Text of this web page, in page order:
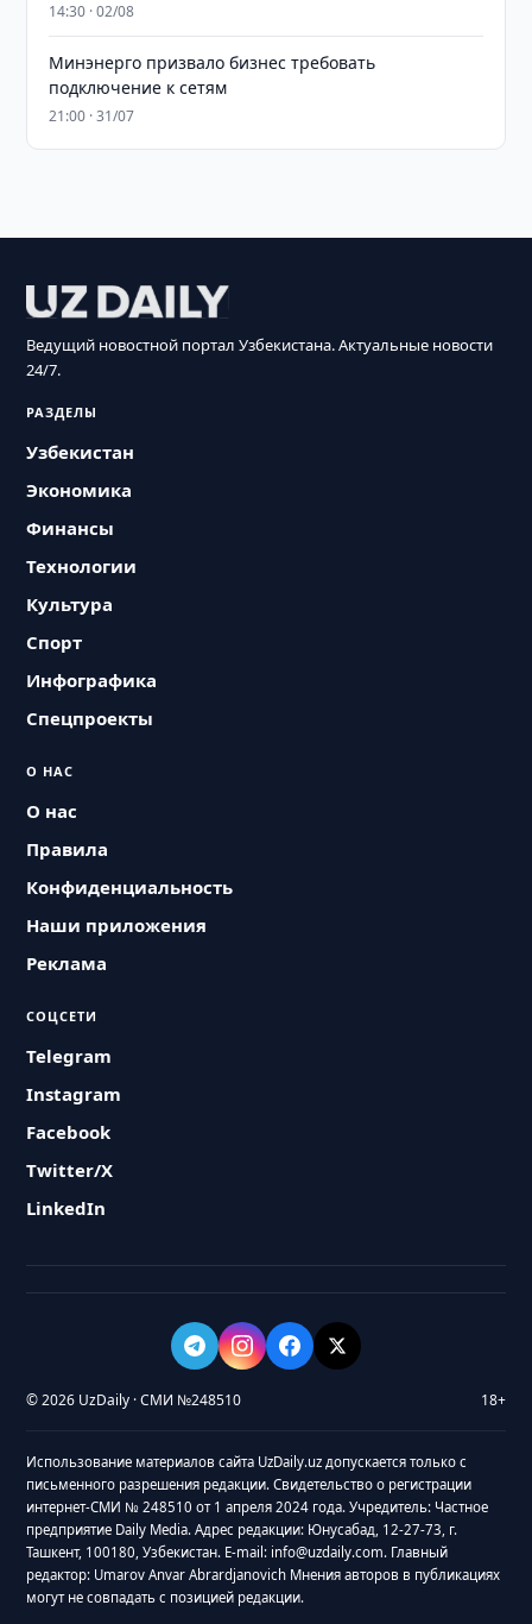
14:30 · 02/08
Минэнерго призвало бизнес требовать
подключение к сетям
21:00 · 31/07
Ведущий новостной портал Узбекистана. Актуальные новости
24/7.
РАЗДЕЛЫ
Узбекистан
Экономика
Финансы
Технологии
Культура
Спорт
Инфографика
Спецпроекты
О НАС
О нас
Правила
Конфиденциальность
Наши приложения
Реклама
СОЦСЕТИ
Telegram
Instagram
Facebook
Twitter/X
LinkedIn
© 2026 UzDaily · СМИ №248510 18+
Использование материалов сайта UzDaily.uz допускается только с
письменного разрешения редакции. Свидетельство о регистрации
интернет-СМИ № 248510 от 1 апреля 2024 года. Учредитель: Частное
предприятие Daily Media. Адрес редакции: Юнусабад, 12-27-73, г.
Ташкент, 100180, Узбекистан. E-mail: info@uzdaily.com. Главный
редактор: Umarov Anvar Abrardjanovich Мнения авторов в публикациях
могут не совпадать с позицией редакции.